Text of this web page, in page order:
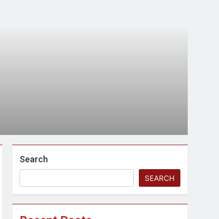
डॉक्टर सरोजिनी प्रीतम कहिन
3 Years Ago
Search
SEARCH